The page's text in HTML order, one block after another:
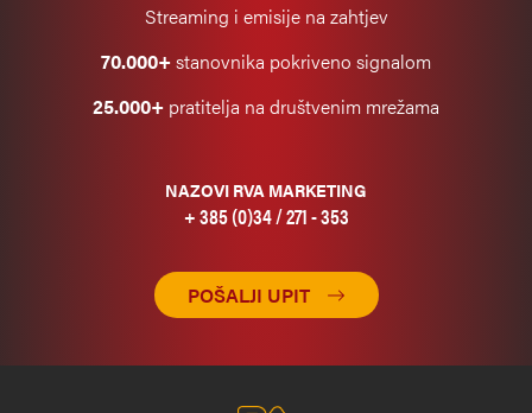
Streaming i emisije na zahtjev
70.000+stanovnika pokriveno signalom
25.000+ pratitelja na društvenim mrežama
NAZOVI RVA MARKETING
+ 385 (0)34 / 271 - 353
POŠALJI UPIT